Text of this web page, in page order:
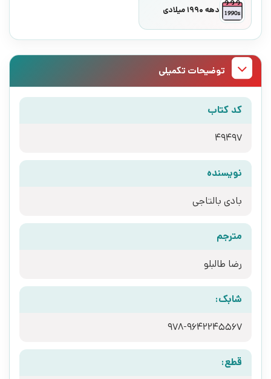
دهه 1990 میلادی
توضیحات تکمیلی
کد کتاب
49497
نویسنده
بادی بالتاجی
مترجم
رضا طالبلو
شابک:
978-9642245567
قطع: